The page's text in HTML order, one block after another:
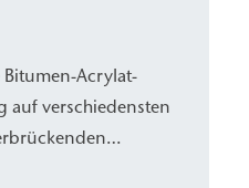
Bitumen-Acrylat-
auf verschiedensten